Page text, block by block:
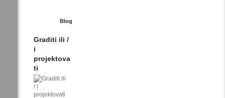
Blog
Graditi ili /
i
projektova
ti